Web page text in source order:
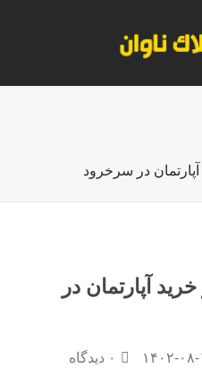
در سرخرود
آپارتمان در
۰۸-۱۳ ۰ دیدگاه